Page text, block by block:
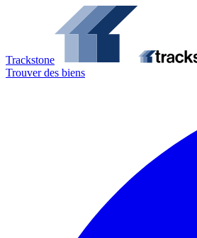
Trackstone
Trouver des biens